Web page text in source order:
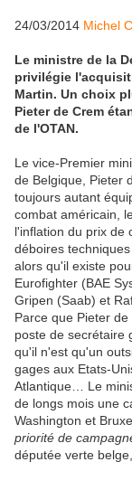
24/03/2014 Michel
Le ministre de la
privilégie
Martin. Un choix
Pieter de Crem
de l'OTAN.
Le vice-Premier
de Belgique, Pieter
toujours autant
combat américain,
l'inflation du prix de
déboires
alors qu'il existe
Eurofighter (BAE
Gripen (Saab) et
Parce que Pieter
poste de secrétaire
qu'il n'est qu'un
gages aux Etats-
Atlantique… Le
de longs mois une
Washington et
priorité de
députée verte